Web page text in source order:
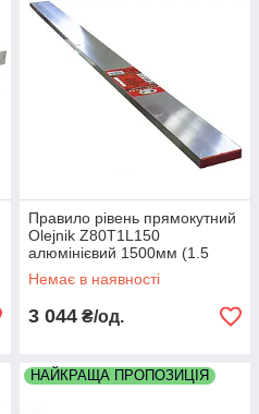
Правило рівень прямокутний
Olejnik Z80T1L150
алюмінієвий 1500мм (1.5
метри) один глазок для
горизонтальної площини
Немає в наявності
3 044 ₴/од.
НАЙКРАЩА ПРОПОЗИЦІЯ